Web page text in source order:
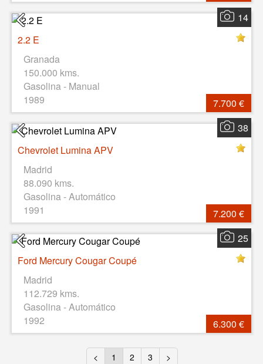
14
2.2 E
Granada
150.000 kms.
Gasolina - Manual
1989
7.700 €
38
Chevrolet Lumina APV
Madrid
88.090 kms.
Gasolina - Automático
1991
7.200 €
25
Ford Mercury Cougar Coupé
Madrid
112.729 kms.
Gasolina - Automático
1992
6.300 €
< 1 2 3 >